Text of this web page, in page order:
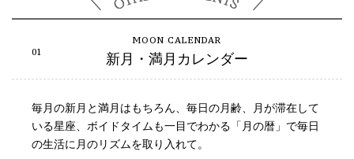
新月・満月カレンダー
毎月の新月と満月はもちろん、毎日の月齢、月が滞在して
いる星座、ボイドタイムも一目でわかる「月の暦」で毎日
の生活に月のリズムを取り入れて。